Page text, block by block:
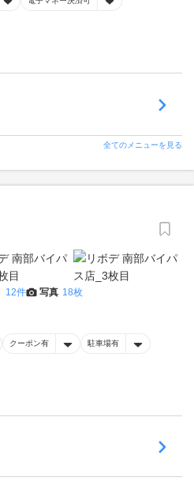
全てのメニューを見る
12件 写真 18枚
クーポン有 駐車場有